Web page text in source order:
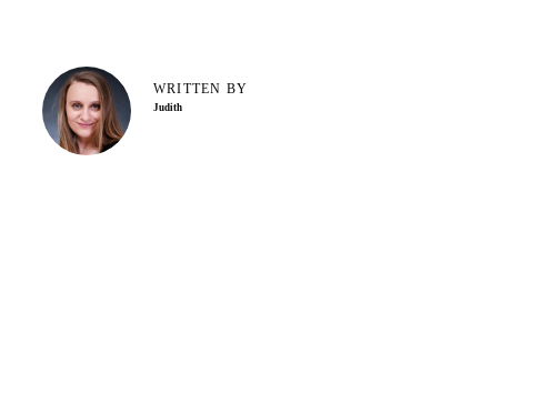
WRITTEN BY
Judith